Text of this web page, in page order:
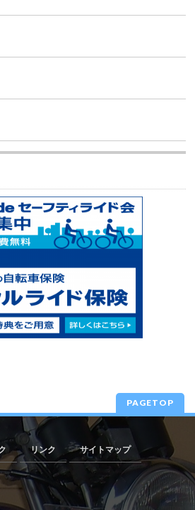
PAGETOP
リンク サイトマップ